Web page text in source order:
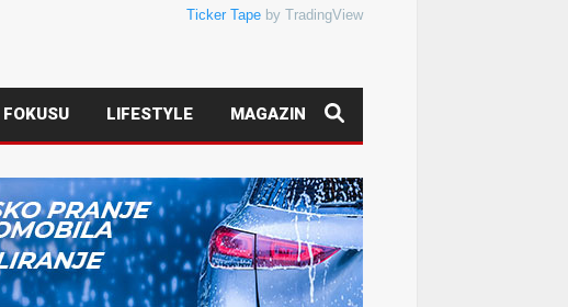
Ticker Tape by TradingView
FOKUSU LIFESTYLE MAGAZIN